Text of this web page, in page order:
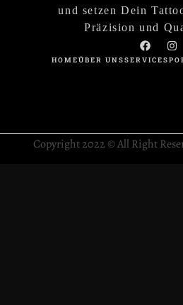
und setzen Dein
Präzision und
HOMEÜBER UNSSERVICES
Copyright 2022 © All Right